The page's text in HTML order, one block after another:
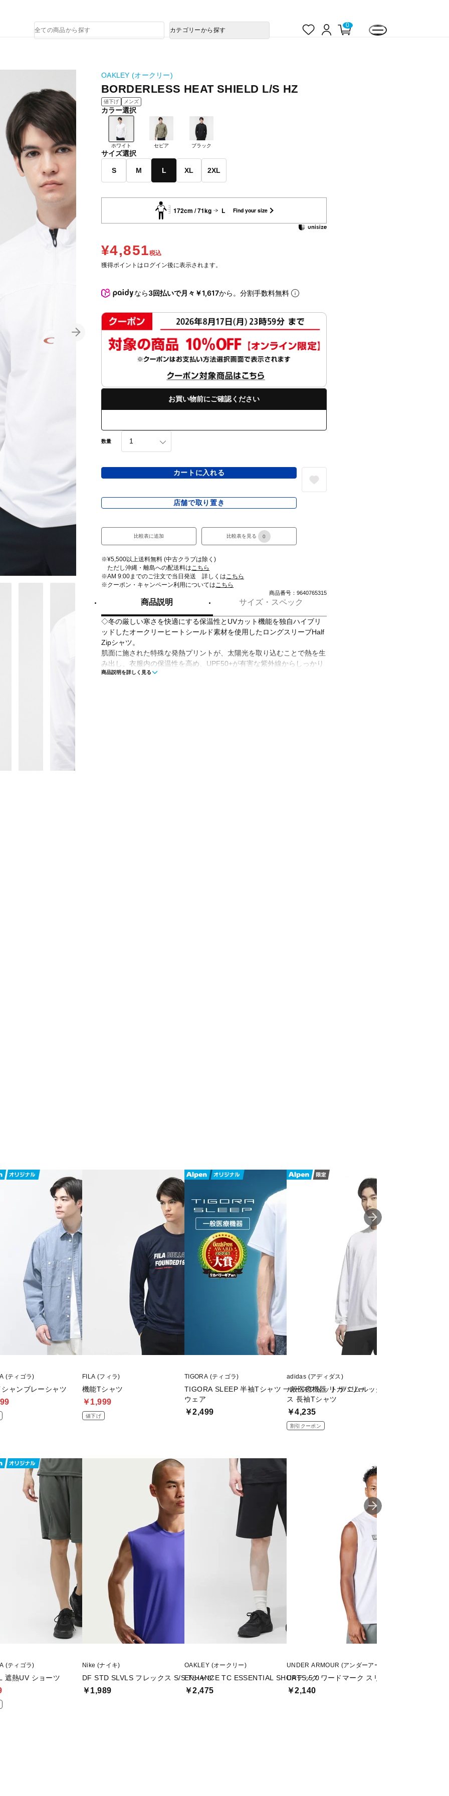
ロ
0
品
検
カテゴリーから探す
OAKLEY (オークリー)
BORDERLESS HEAT SHIELD L/S HZ
値下げ メンズ
カラー選択
ホワイト セピア ブラック
サイズ選択
S M L XL 2XL
172cm / 71kg L Find your size
¥4,851税込
獲得ポイントはログイン後に表示されます。
なら3回払いで月々￥1,617から。分割手数料無料
お買い物前にご確認ください
数量
カートに入れる
店舗で取り置き
比較表に追加 比較表を見る 0
※¥5,500以上送料無料 (中古クラブは除く)
ただし沖縄・離島への配送料はこちら
※AM 9:00までのご注文で当日発送 詳しくはこちら
※クーポン・キャンペーン利用についてはこちら
商品番号：9640765315
商品説明 サイズ・スペック
◇冬の厳しい寒さを快適にする保温性とUVカット機能を独自ハイブリ
ッドしたオークリーヒートシールド素材を使用したロングスリーブHalf
Zipシャツ。
肌面に施された特殊な発熱プリントが、太陽光を取り込むことで熱を生
み出し、衣服内の保温性を高め、UPF50+が有害な紫外線からしっかり
守ってくれます。
商品説明を詳しく見る
(ティゴラ)
ャンブレーシャツ
FILA (フィラ)
機能Tシャツ
￥1,999
値下げ
TIGORA (ティゴラ)
TIGORA SLEEP 半袖Tシャツ 一般医療機器 リカバリー
ウェア
￥2,499
adidas (アディダス)
ルーズフィット デニムルック ツイル スリースト
ス 長袖Tシャツ
￥4,235
割引クーポン
(ティゴラ)
遮熱UV ショーツ
Nike (ナイキ)
DF STD SLVLS フレックス S/S Tシャツ
￥1,989
OAKLEY (オークリー)
ENHANCE TC ESSENTIAL SHORTS 5.0
￥2,475
UNDER ARMOUR (アンダーアーマー)
UAテック ワードマーク スリーブレス シャツ
￥2,140